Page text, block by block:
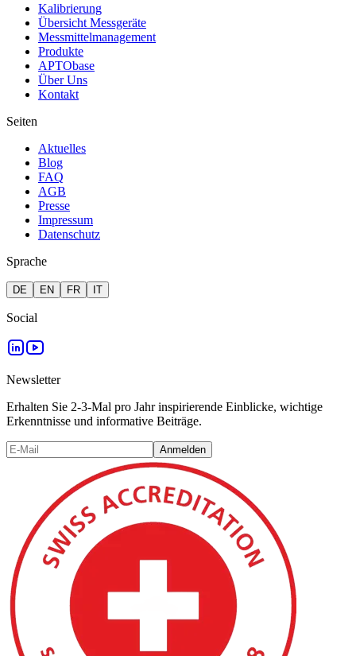
Kalibrierung
Übersicht Messgeräte
Messmittelmanagement
Produkte
APTObase
Über Uns
Kontakt
Seiten
Aktuelles
Blog
FAQ
AGB
Presse
Impressum
Datenschutz
Sprache
DE EN FR IT
Social
Newsletter
Erhalten Sie 2-3-Mal pro Jahr inspirierende Einblicke, wichtige
Erkenntnisse und informative Beiträge.
Anmelden